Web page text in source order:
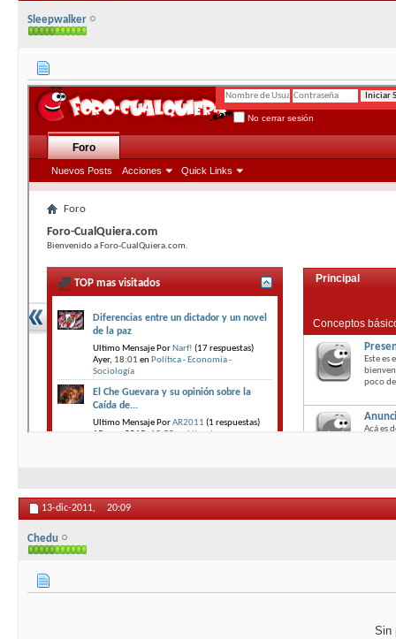
Sleepwalker
13-dic-2011, 20:09
Chedu
Sin